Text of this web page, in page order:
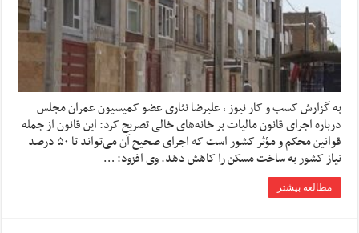
به گزارش کسب و کار نیوز ، علیرضا نثاری عضو کمیسیون عمران مجلس
درباره اجرای قانون مالیات بر خانه‌های خالی تصریح کرد: این قانون از جمله
قوانین محکم و مؤثر کشور است که اجرای صحیح آن می‌تواند تا ۵۰ درصد
نیاز کشور به ساخت مسکن را کاهش دهد. وی افزود: …
مطالعه بیشتر